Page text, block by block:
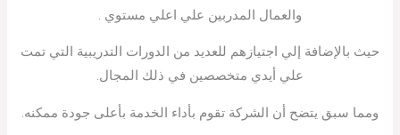
والعمال المدربين علي اعلي مستوي .
حيث بالإضافة إلي اجتيازهم للعديد من الدورات التدريبية التي تمت
علي أيدي متخصصين في ذلك المجال.
ومما سبق يتضح أن الشركة تقوم بأداء الخدمة بأعلى جودة ممكنه.